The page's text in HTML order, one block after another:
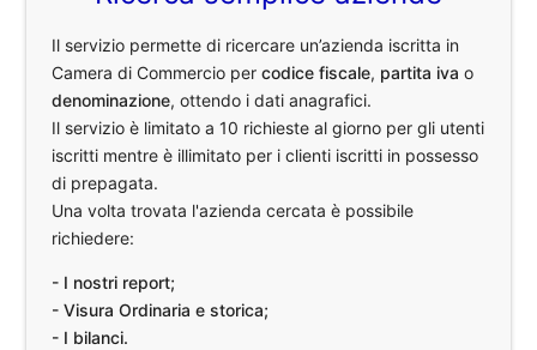
Il servizio permette di ricercare un’azienda iscritta in
Camera di Commercio percodice fiscale, partita iva o
denominazione, ottendo i dati anagrafici.
Il servizio è limitato a 10 richieste al giorno per gli utenti
iscritti mentre è illimitato per i clienti iscritti in possesso
di prepagata.
Una volta trovata l'azienda cercata è possibile
richiedere:
- I nostri report;
- Visura Ordinaria e storica;
- I bilanci.